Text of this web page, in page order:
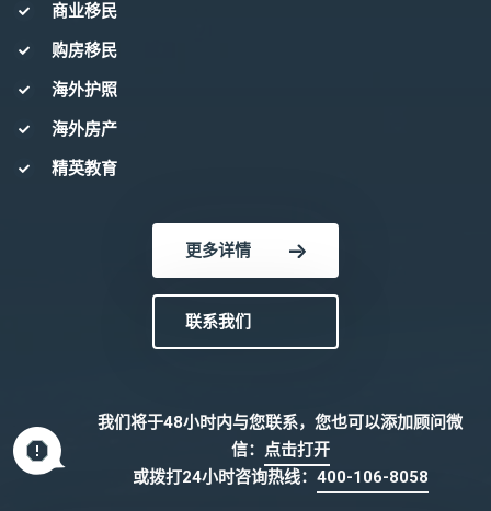
商业移民
购房移民
海外护照
海外房产
精英教育
更多详情
联系我们
我们将于48小时内与您联系，您也可以添加顾问微
信： 点击打开
或拨打24小时咨询热线： 400-106-8058